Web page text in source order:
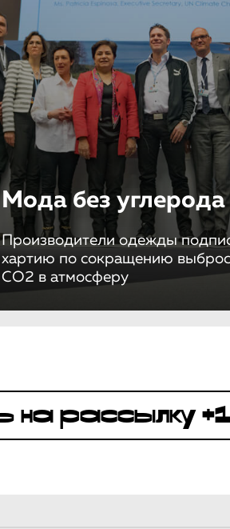
Мода без углерода
Производители одежды
хартию по сокращению
СО2 в атмосферу